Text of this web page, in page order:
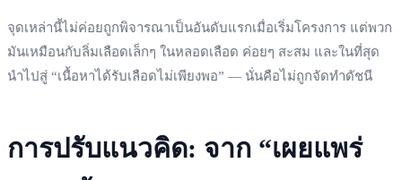
จุดเหล่านี้ไม่ค่อยถูกพิจารณาเป็นอันดับแรกเมื่อเริ่มโครงการ แต่พวก
มันเหมือนกับลิ่มเลือดเล็กๆ ในหลอดเลือด ค่อยๆ สะสม และในที่สุด
นำไปสู่ “เนื้อหาได้รับเลือดไม่เพียงพอ” — นั่นคือไม่ถูกจัดทำดัชนี
การปรับแนวคิด: จาก “เผยแพร่